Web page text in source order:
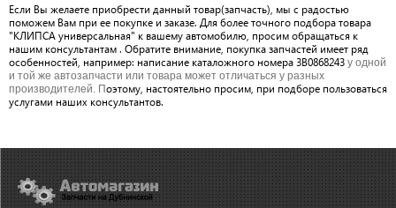
Если Вы желаете приобрести данный товар(запчасть), мы с радостью
поможем Вам при ее покупке и заказе. Для более точного подбора товара
"КЛИПСА универсальная" к вашему автомобилю, просим обращаться к
нашим консультантам . Обратите внимание, покупка запчастей имеет ряд
особенностей, например: написание каталожного номера 3B0868243 у одной
и той же автозапчасти или товара может отличаться у разных
производителей. Поэтому, настоятельно просим, при подборе пользоваться
услугами наших консультантов.